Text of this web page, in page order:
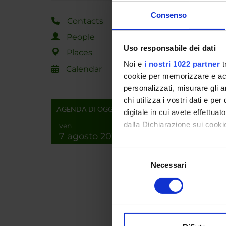
Consenso
Uso responsabile dei dati
Noi e i nostri 1022 partner
cookie per memorizzare e
personalizzati, misurare gli
chi utilizza i vostri dati e per
digitale in cui avete
dalla Dichiarazione sui
Con il tuo consenso,
raccogliere
digitali).
modificare o ritirare il tuo
Necessari
Contacts
People
Places
Calendar
AGENDA DI OGGI
ven
7 agosto 2026
La
La
la sua
muschi
le sue